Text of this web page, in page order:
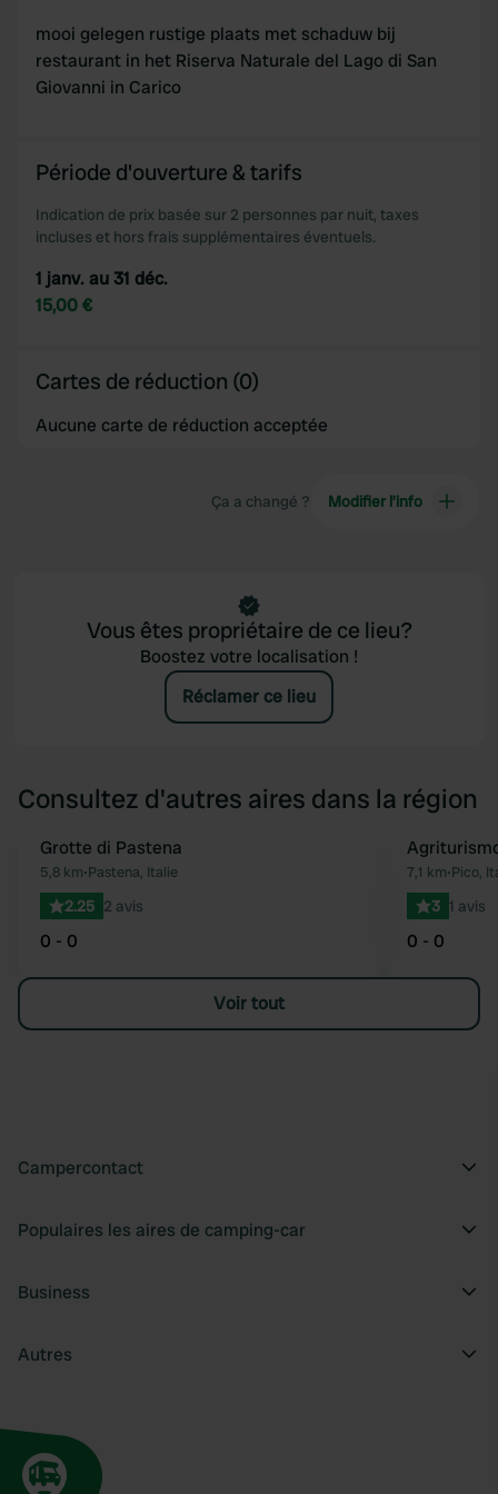
mooi gelegen rustige plaats met schaduw bij
restaurant in het Riserva Naturale del Lago di San
Giovanni in Carico
Période d'ouverture & tarifs
Indication de prix basée sur 2 personnes par nuit, taxes
incluses et hors frais supplémentaires éventuels.
1 janv. au 31 déc.
15,00 €
Cartes de réduction (0)
Aucune carte de réduction acceptée
Ça a changé ? Modifier l’info
Vous êtes propriétaire de ce lieu?
Boostez votre localisation !
Réclamer ce lieu
Consultez d'autres aires dans la région
Préféré
Grotte di Pastena
5,8 km•Pastena, Italie
2.25 2 avis
0 - 0
7,1 km•Pico,
3 1 avis
0 - 0
Voir tout
Campercontact
Populaires les aires de camping-car
Business
Autres